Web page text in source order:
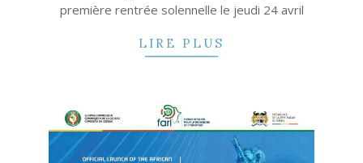
première rentrée solennelle le jeudi 24 avril
LIRE PLUS